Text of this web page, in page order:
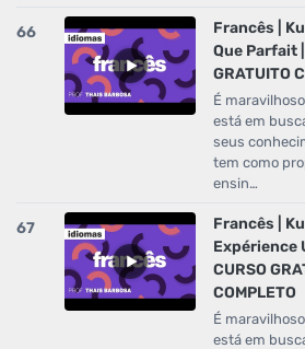
66
Francês |
Que Parfait
GRATUITO
É
está em
seus
tem como
ensin…
67
Francês |
Expérience
CURSO
COMPLETO
É
está em